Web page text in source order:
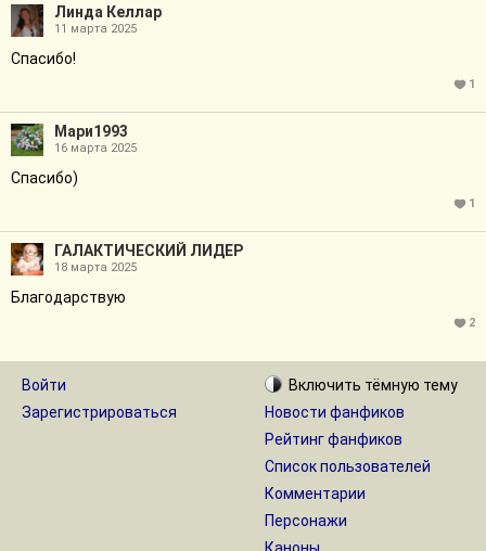
Линда Келлар
11 марта 2025
Спасибо!
1
Мари1993
16 марта 2025
Спасибо)
1
ГАЛАКТИЧЕСКИЙ ЛИДЕР
18 марта 2025
Благодарствую
2
Войти
Зарегистрироваться
Включить тёмную тему
Новости фанфиков
Рейтинг фанфиков
Список пользователей
Комментарии
Персонажи
Каноны